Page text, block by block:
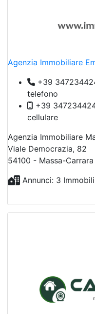
Agenzia Immobiliare
+39
telefono
+39
cellulare
Agenzia Immobiliare
Viale Democrazia, 82
54100 - Massa-
Annunci: 3 Immobili